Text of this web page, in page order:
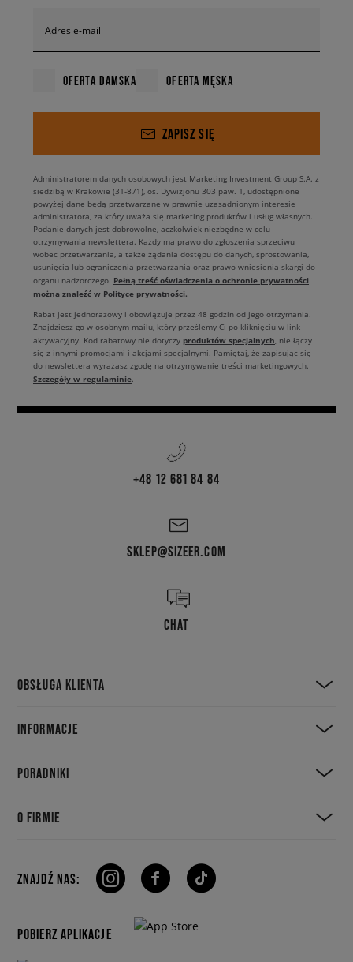
Adres e-mail
OFERTA DAMSKA OFERTA MĘSKA
ZAPISZ SIĘ
Administratorem danych osobowych jest Marketing Investment Group S.A. z
siedzibą w Krakowie (31-871), os. Dywizjonu 303 paw. 1, udostępnione
powyżej dane będą przetwarzane w prawnie uzasadnionym interesie
administratora, za który uważa się marketing produktów i usług własnych.
Podanie danych jest dobrowolne, aczkolwiek niezbędne w celu
otrzymywania newslettera. Każdy ma prawo do zgłoszenia sprzeciwu
wobec przetwarzania, a także żądania dostępu do danych, sprostowania,
usunięcia lub ograniczenia przetwarzania oraz prawo wniesienia skargi do
organu nadzorczego. Pełną treść oświadczenia o ochronie prywatności
można znaleźć w Polityce prywatności.
Rabat jest jednorazowy i obowiązuje przez 48 godzin od jego otrzymania.
Znajdziesz go w osobnym mailu, który prześlemy Ci po kliknięciu w link
aktywacyjny. Kod rabatowy nie dotyczy produktów specjalnych, nie łączy
się z innymi promocjami i akcjami specjalnymi. Pamiętaj, że zapisując się
do newslettera wyrażasz zgodę na otrzymywanie treści marketingowych.
Szczegóły w regulaminie.
+48 12 681 84 84
SKLEP@SIZEER.COM
CHAT
OBSŁUGA KLIENTA
INFORMACJE
PORADNIKI
O FIRMIE
ZNAJDŹ NAS:
POBIERZ APLIKACJE